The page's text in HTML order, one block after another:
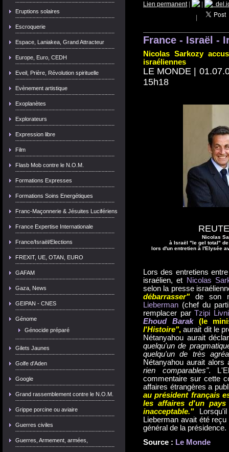
Eruptions solaires
Escroquerie
Espace, Laniakea, Grand Attracteur
Europe, Euro, CEDH
Eveil, Prière, Révolution spirituelle
Evènement artistique
Exoplanètes
Explorateurs
Expression libre
Film
Flasb Mob contre le N.O.M.
Formations Expresses
Formations Soins Energétiques
Franc-Maçonnerie & Jésuites Lucifériens
France Expertise Internationale
France/Israël/Elections
FREXIT, UE, OTAN, EURO
GAFAM
Gaza, News
GEIPAN - CNES
Génome
Génocide préparé
Gilets Jaunes
Golfe d'Aden
Google
Grand rassemblement contre le N.O.M.
Grippe porcine ou aviaire
Guerres civiles
Guerres, Armement, armées,
Lien permanent|
France - Israël -
Nicolas Sarkozy
israéliennes
LE MONDE |
15h18
Nicolas
à Israël "le gel total"
lors d'un entretien à l'Elysée
Lors des entretiens
israélien, et
Nicolas
selon la presse
débarrasser"de son
Lieberman (chef du
remplacer parTzipi Livni
Ehoud Barak(le
l'Histoire", aurait dit le
Nétanyahou aurait
quelqu'un de
quelqu'un de très
Nétanyahou aurait
rien comparables".
commentaire sur cette
affaires étrangères a
au président français
les affaires d'un pays
inacceptable."
Lieberman avait été
général de la présidence.
Source : Le Monde